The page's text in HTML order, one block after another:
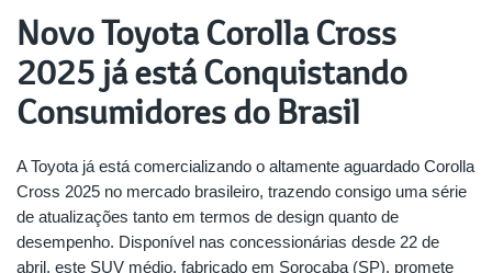
Novo Toyota Corolla Cross
2025 já está Conquistando
Consumidores do Brasil
A Toyota já está comercializando o altamente aguardado Corolla
Cross 2025 no mercado brasileiro, trazendo consigo uma série
de atualizações tanto em termos de design quanto de
desempenho. Disponível nas concessionárias desde 22 de
abril, este SUV médio, fabricado em Sorocaba (SP), promete